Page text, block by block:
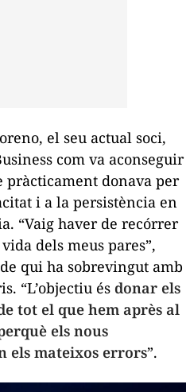
el seu actual soci,
com va aconseguir
pràcticament donava per
i a la persistència en
“Vaig haver de recórrer
dels meus pares”,
qui ha sobrevingut amb
“L’objectiu és donar els
tot el que hem après al
els nous
els mateixos errors”.